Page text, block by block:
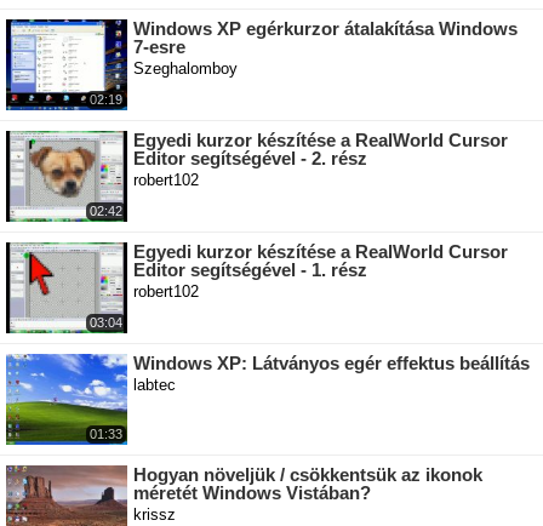
02:19
Windows XP egérkurzor átalakítása Windows
7-esre
Szeghalomboy
02:42
Egyedi kurzor készítése a RealWorld Cursor
Editor segítségével - 2. rész
robert102
03:04
Egyedi kurzor készítése a RealWorld Cursor
Editor segítségével - 1. rész
robert102
01:33
Windows XP: Látványos egér effektus beállítás
labtec
Hogyan növeljük / csökkentsük az ikonok
méretét Windows Vistában?
krissz